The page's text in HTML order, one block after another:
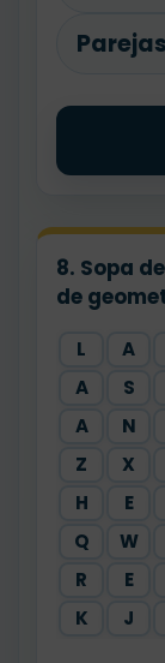
8. Sopa
de
L A
A
S
A
N
Z
X
H
E
Q
W
R
E
K
J